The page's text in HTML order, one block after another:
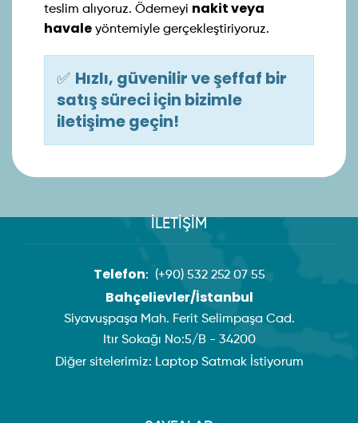
teslim alıyoruz. Ödemeyi nakit veya
havale yöntemiyle gerçekleştiriyoruz.
✅ Hızlı, güvenilir ve şeffaf bir
satış süreci için bizimle
iletişime geçin!
İLETİŞİM
Telefon: (+90) 532 252 07 55
Bahçelievler/İstanbul
Siyavuşpaşa Mah. Ferit Selimpaşa Cad.
Itır Sokağı No:5/B - 34200
Diğer sitelerimiz: Laptop Satmak İstiyorum